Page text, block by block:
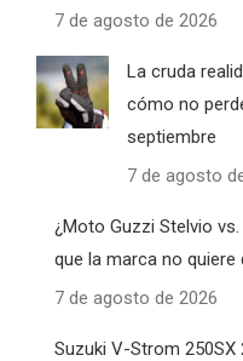
7 de agosto de 2026
La cruda
cómo no
septiembre
7 de agosto
¿Moto Guzzi Stelvio
que la marca no quiere
7 de agosto de 2026
Suzuki V-Strom